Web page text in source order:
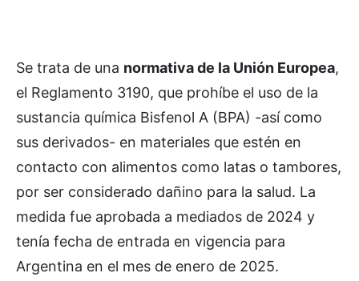
Se trata de una normativa de la Unión Europea,
el Reglamento 3190, que prohíbe el uso de la
sustancia química Bisfenol A (BPA) -así como
sus derivados- en materiales que estén en
contacto con alimentos como latas o tambores,
por ser considerado dañino para la salud. La
medida fue aprobada a mediados de 2024 y
tenía fecha de entrada en vigencia para
Argentina en el mes de enero de 2025.